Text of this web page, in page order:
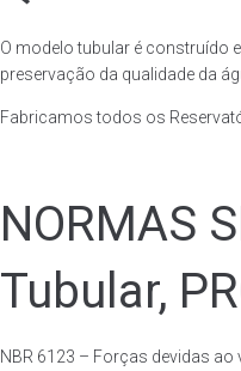
O modelo tubular é construído
preservação da qualidade da
Fabricamos todos os
NORMAS
Tubular,
NBR 6123 – Forças devidas ao